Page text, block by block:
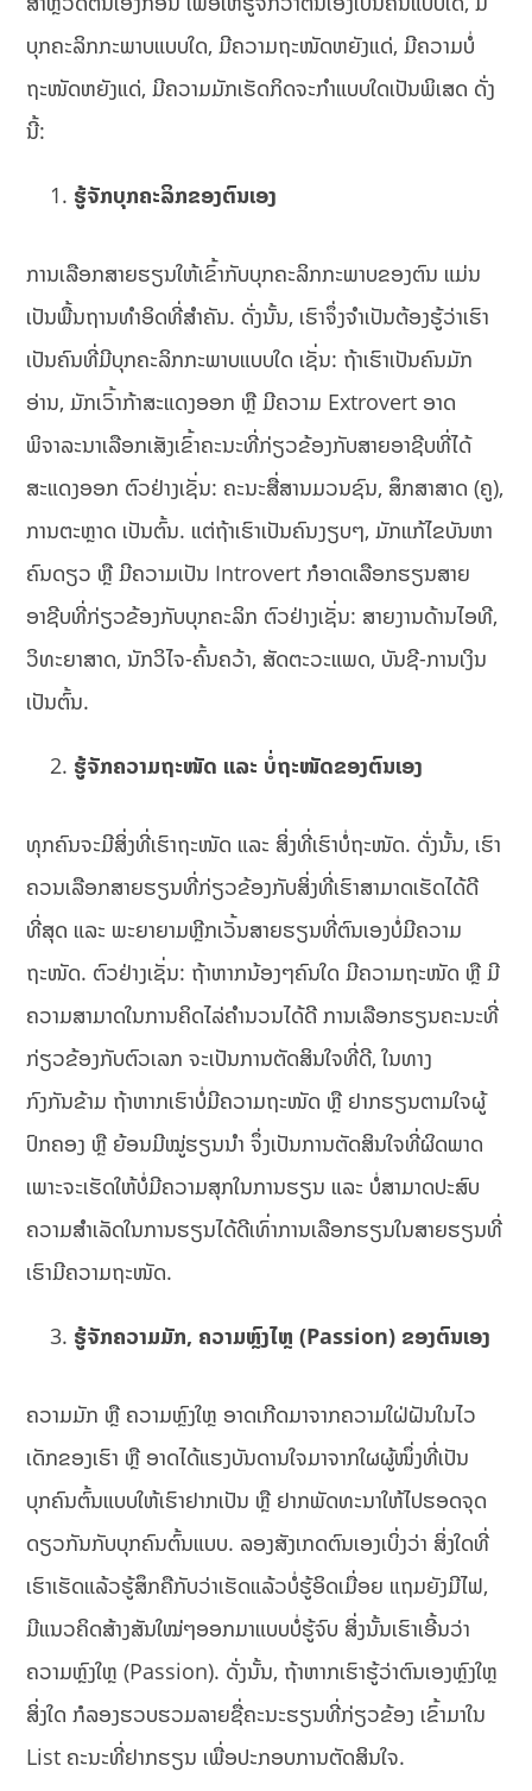
ບຸກຄະລິກກະພາບແບບໃດ, ມີຄວາມຖະໜັດຫຍັງແດ່, ມີຄວາມບໍ່
ຖະໜັດຫຍັງແດ່, ມີຄວາມມັກເຮັດກິດຈະກຳແບບໃດເປັນພິເສດ ດັ່ງ
ນີ້:
ຮູ້ຈັກບຸກຄະລິກຂອງຕົນເອງ
ການເລືອກສາຍຮຽນໃຫ້ເຂົ້າກັບບຸກຄະລິກກະພາບຂອງຕົນ ແມ່ນ
ເປັນພື້ນຖານທຳອິດທີ່ສຳຄັນ. ດັ່ງນັ້ນ, ເຮົາຈຶ່ງຈຳເປັນຕ້ອງຮູ້ວ່າເຮົາ
ເປັນຄົນທີ່ມີບຸກຄະລິກກະພາບແບບໃດ ເຊັ່ນ: ຖ້າເຮົາເປັນຄົນມັກ
ອ່ານ, ມັກເວົ້າກ້າສະແດງອອກ ຫຼື ມີຄວາມ Extrovert ອາດ
ພິຈາລະນາເລືອກເສັງເຂົ້າຄະນະທີ່ກ່ຽວຂ້ອງກັບສາຍອາຊີບທີ່ໄດ້
ສະແດງອອກ ຕົວຢ່າງເຊັ່ນ: ຄະນະສື່ສານມວນຊົນ, ສຶກສາສາດ (ຄູ),
ການຕະຫຼາດ ເປັນຕົ້ນ. ແຕ່ຖ້າເຮົາເປັນຄົນງຽບໆ, ມັກແກ້ໄຂບັນຫາ
ຄົນດຽວ ຫຼື ມີຄວາມເປັນ Introvert ກໍອາດເລືອກຮຽນສາຍ
ອາຊີບທີ່ກ່ຽວຂ້ອງກັບບຸກຄະລິກ ຕົວຢ່າງເຊັ່ນ: ສາຍງານດ້ານໄອທີ,
ວິທະຍາສາດ, ນັກວິໄຈ-ຄົ້ນຄວ້າ, ສັດຕະວະແພດ, ບັນຊີ-ການເງິນ
ເປັນຕົ້ນ.​
ຮູ້ຈັກຄວາມຖະໜັດ ແລະ ບໍ່ຖະໜັດຂອງຕົນເອງ
ທຸກຄົນຈະມີສິ່ງທີ່ເຮົາຖະໜັດ ແລະ ສິ່ງທີ່ເຮົາບໍ່ຖະໜັດ. ດັ່ງນັ້ນ, ເຮົາ
ຄວນເລືອກສາຍຮຽນທີ່ກ່ຽວຂ້ອງກັບສິ່ງທີ່ເຮົາສາມາດເຮັດໄດ້ດີ
ທີ່ສຸດ ແລະ ພະຍາຍາມຫຼີກເວັ້ນສາຍຮຽນທີ່ຕົນເອງບໍ່ມີຄວາມ
ຖະໜັດ. ຕົວຢ່າງເຊັ່ນ: ຖ້າຫາກນ້ອງໆຄົນໃດ ມີຄວາມຖະໜັດ ຫຼື ມີ
ຄວາມສາມາດໃນການຄິດໄລ່ຄຳນວນໄດ້ດີ ການເລືອກຮຽນຄະນະທີ່
ກ່ຽວຂ້ອງກັບຕົວເລກ ຈະເປັນການຕັດສິນໃຈທີ່ດີ, ໃນທາງ
ກົງກັນຂ້າມ ຖ້າຫາກເຮົາບໍ່ມີຄວາມຖະໜັດ ຫຼື ຢາກຮຽນຕາມໃຈຜູ້
ປົກຄອງ ຫຼື ຍ້ອນມີໝູ່ຮຽນນຳ ຈຶ່ງເປັນການຕັດສິນໃຈທີ່ຜິດພາດ
ເພາະຈະເຮັດໃຫ້ບໍ່ມີຄວາມສຸກໃນການຮຽນ ແລະ ບໍ່ສາມາດປະສົບ
ຄວາມສຳເລັດໃນການຮຽນໄດ້ດີເທົ່າການເລືອກຮຽນໃນສາຍຮຽນທີ່
ເຮົາມີຄວາມຖະໜັດ.
ຮູ້ຈັກຄວາມມັກ, ຄວາມຫຼົງໄຫຼ(Passion) ຂອງຕົນເອງ
ຄວາມມັກ ຫຼື ຄວາມຫຼົງໃຫຼ ອາດເກີດມາຈາກຄວາມໃຝ່ຝັນໃນໄວ
ເດັກຂອງເຮົາ ຫຼື ອາດໄດ້ແຮງບັນດານໃຈມາຈາກໃຜຜູ້ໜຶ່ງທີ່ເປັນ
ບຸກຄົນຕົ້ນແບບໃຫ້ເຮົາຢາກເປັນ ຫຼື ຢາກພັດທະນາໃຫ້ໄປຮອດຈຸດ
ດຽວກັນກັບບຸກຄົນຕົ້ນແບບ. ລອງສັງເກດຕົນເອງເບິ່ງວ່າ ສິ່ງໃດທີ່
ເຮົາເຮັດແລ້ວຮູ້ສຶກຄືກັບວ່າເຮັດແລ້ວບໍ່ຮູ້ອິດເມື່ອຍ ແຖມຍັງມີໄຟ,
ມີແນວຄິດສ້າງສັນໃໝ່ໆອອກມາແບບບໍ່ຮູ້ຈົບ ສິ່ງນັ້ນເຮົາເອີ້ນວ່າ
ຄວາມຫຼົງໃຫຼ (Passion). ດັ່ງນັ້ນ, ຖ້າຫາກເຮົາຮູ້ວ່າຕົນເອງຫຼົງໃຫຼ
ສິ່ງໃດ ກໍລອງຮວບຮວມລາຍຊື່ຄະນະຮຽນທີ່ກ່ຽວຂ້ອງ ເຂົ້າມາໃນ
List ຄະນະທີ່ຢາກຮຽນ ເພື່ອປະກອບການຕັດສິນໃຈ.